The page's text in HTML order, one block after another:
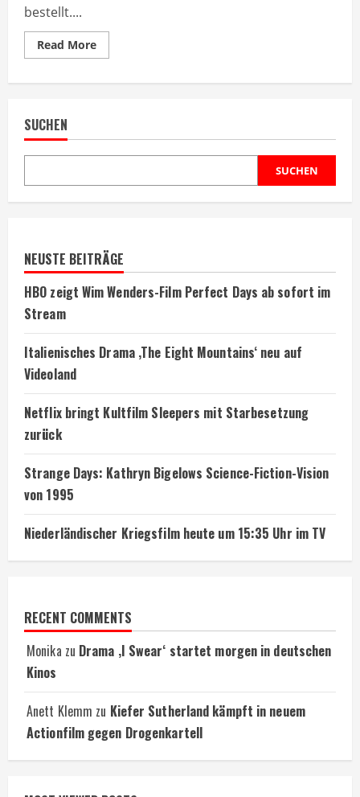
bestellt....
Read MoreRead
more
the
Prairie-
SUCHEN
SUCHEN
NEUSTE BEITRÄGE
HBO zeigt Wim Wenders-Film Perfect Days ab sofort im
Stream
Italienisches Drama ‚The Eight Mountains‘ neu auf
Videoland
Netflix bringt Kultfilm Sleepers mit Starbesetzung
zurück
Strange Days: Kathryn Bigelows Science-Fiction-Vision
von 1995
Niederländischer Kriegsfilm heute um 15:35 Uhr im TV
RECENT COMMENTS
Monika zu Drama ‚I Swear‘ startet morgen in deutschen
Kinos
Anett Klemm zu Kiefer Sutherland kämpft in neuem
Actionfilm gegen Drogenkartell